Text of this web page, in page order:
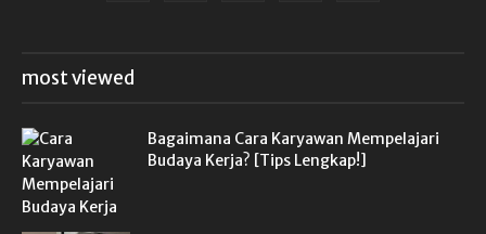
most viewed
Bagaimana Cara Karyawan Mempelajari
Budaya Kerja? [Tips Lengkap!]